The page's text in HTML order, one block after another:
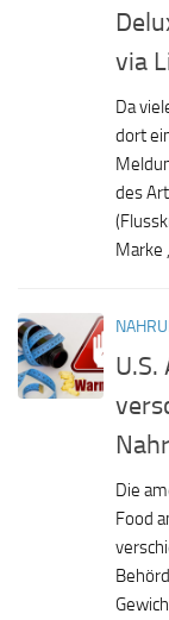
via
Da
dort
des
Marke
Die
Food